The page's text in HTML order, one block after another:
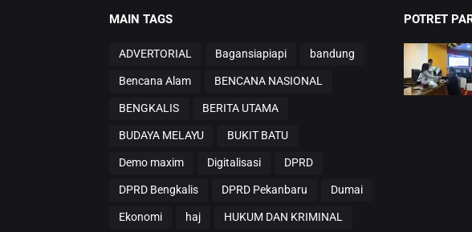
MAIN TAGS
ADVERTORIAL Bagansiapiapi bandung
Bencana Alam BENCANA NASIONAL
BENGKALIS BERITA UTAMA
BUDAYA MELAYU BUKIT BATU
Demo maxim Digitalisasi DPRD
DPRD Bengkalis DPRD Pekanbaru Dumai
Ekonomi haj HUKUM DAN KRIMINAL
POTRET